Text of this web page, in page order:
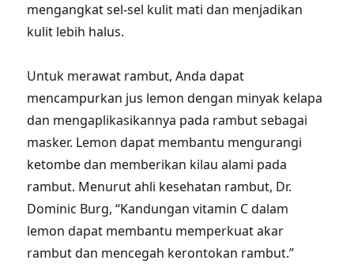
mengangkat sel-sel kulit mati dan menjadikan
kulit lebih halus.
Untuk merawat rambut, Anda dapat
mencampurkan jus lemon dengan minyak kelapa
dan mengaplikasikannya pada rambut sebagai
masker. Lemon dapat membantu mengurangi
ketombe dan memberikan kilau alami pada
rambut. Menurut ahli kesehatan rambut, Dr.
Dominic Burg, “Kandungan vitamin C dalam
lemon dapat membantu memperkuat akar
rambut dan mencegah kerontokan rambut.”